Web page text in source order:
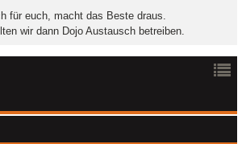
für euch, macht das Beste draus.
wir dann Dojo Austausch betreiben.